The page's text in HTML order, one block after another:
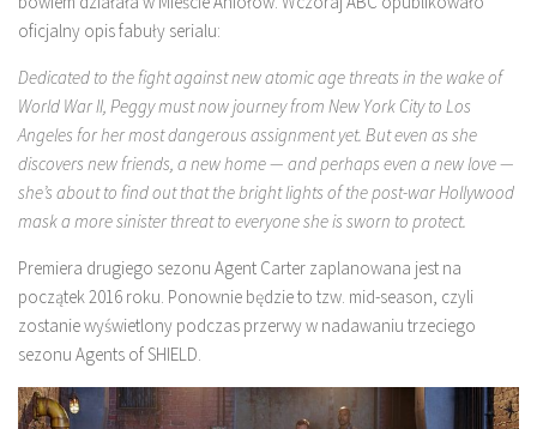
oficjalny opis fabuły serialu:
Dedicated to the fight against new atomic age threats in the wake of
World War II, Peggy must now journey from New York City to Los
Angeles for her most dangerous assignment yet. But even as she
discovers new friends, a new home — and perhaps even a new love —
she’s about to find out that the bright lights of the post-war Hollywood
mask a more sinister threat to everyone she is sworn to protect.
Premiera drugiego sezonu Agent Carter zaplanowana jest na
początek 2016 roku. Ponownie będzie to tzw. mid-season, czyli
zostanie wyświetlony podczas przerwy w nadawaniu trzeciego
sezonu Agents of SHIELD.